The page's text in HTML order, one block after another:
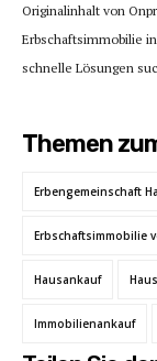
Originalinhalt von
Erbschaftsimmobilie
schnelle Lösungen
Themen
Erbengemeinschaft
Erbschaftsimmobilie
Hausankauf
Immobilienankauf